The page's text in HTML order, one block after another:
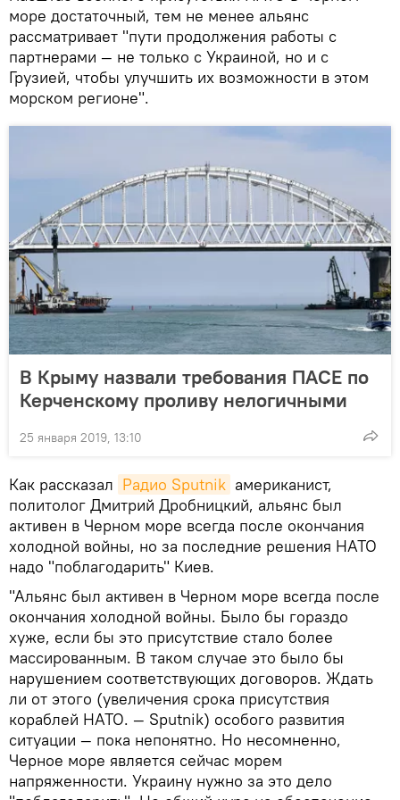
море достаточный, тем не менее альянс
рассматривает "пути продолжения работы с
партнерами — не только с Украиной, но и с
Грузией, чтобы улучшить их возможности в этом
морском регионе".
В Крыму назвали требования ПАСЕ по
Керченскому проливу нелогичными
25 января 2019, 13:10
Как рассказал Радио Sputnik американист,
политолог Дмитрий Дробницкий, альянс был
активен в Черном море всегда после окончания
холодной войны, но за последние решения НАТО
надо "поблагодарить" Киев.
"Альянс был активен в Черном море всегда после
окончания холодной войны. Было бы гораздо
хуже, если бы это присутствие стало более
массированным. В таком случае это было бы
нарушением соответствующих договоров. Ждать
ли от этого (увеличения срока присутствия
кораблей НАТО. — Sputnik) особого развития
ситуации — пока непонятно. Но несомненно,
Черное море является сейчас морем
напряженности. Украину нужно за это дело